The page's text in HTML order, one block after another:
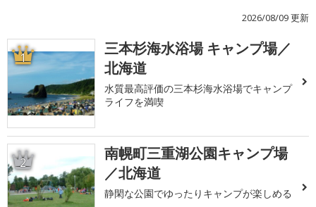
2026/08/09 更新
1
三本杉海水浴場 キャンプ場／
北海道
水質最高評価の三本杉海水浴場でキャンプ
ライフを満喫
2
南幌町三重湖公園キャンプ場
／北海道
静閑な公園でゆったりキャンプが楽しめる